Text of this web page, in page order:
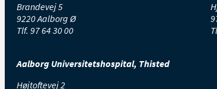
Brandevej 5
9220 Aalborg Ø
Tlf. 97 64 30 00
Aalborg Universitetshospital, Thisted
Højtoftevej 2